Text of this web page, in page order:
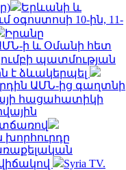
Երևանի և
օգոստոսի 10-ին, 11-
Իրանը
ի և Օմանի հետ
պատմության
է ձևակերպել
ԱՄՆ-ից գաղտնի
հացահատիկի
Syria TV.